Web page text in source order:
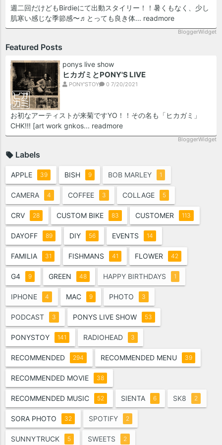
週二回だけどもBirdieにて出動スタイリー！！暑くもなく、少し
肌寒い感じな季節感〜♬とっても良き体... readmore
BloggerWidget
Featured Posts
ponys live show
ヒカガミとPONY'S LIVE
PONY'STOY 0 7/20/2021
お初なアーティストが来菊ですYO！！その名も「ヒカガミ」
CHK!!! [art work gnkos... readmore
BloggerWidget
Labels
APPLE 39 BISH 9 BOB MARLEY 1
CAMERA 4 COFFEE 3 COLLAGE 5
CRV 28 CUSTOM BIKE 83 CUSTOMER 113
DAYOFF 89 DIY 56 EVENTS 14
FAMILIA 31 FISHMANS 41 FLOWER 42
G4 9 GREEN 48 HAPPY BIRTHDAYS 1
IPHONE 4 MAC 9 PHOTO 3
PODCAST 3 PONYS LIVE SHOW 53
PONYSTOY 141 RADIOHEAD 3
RECOMMENDED 294 RECOMMENDED MENU 39
RECOMMENDED MOVIE 38
RECOMMENDED MUSIC 52 SIENTA 6 SK8 2
SORA PHOTO 32 SPOTIFY 2
SUNNYTRUCK 5 SWEETS 2